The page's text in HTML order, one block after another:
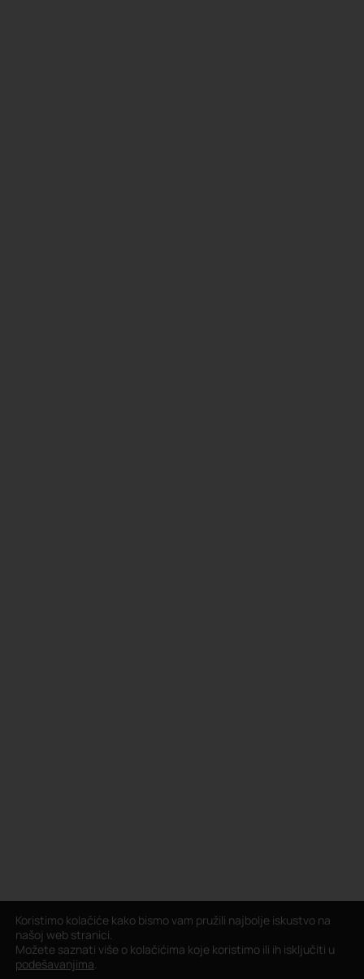
Koristimo kolačiće kako bismo vam pružili najbolje iskustvo na
našoj web stranici.
Možete saznati više o kolačićima koje koristimo ili ih isključiti u
podešavanjima.